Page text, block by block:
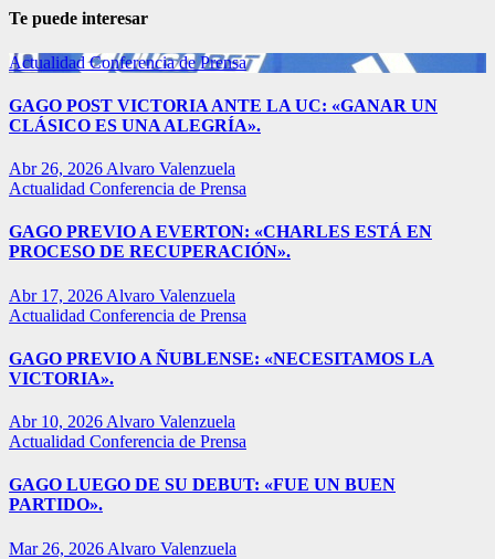
Te puede interesar
ActualidadConferencia de Prensa
GAGO POST VICTORIA ANTE LA UC: «GANAR UN
CLÁSICO ES UNA ALEGRÍA».
Abr 26, 2026 Alvaro Valenzuela
Actualidad Conferencia de Prensa
GAGO PREVIO A EVERTON: «CHARLES ESTÁ EN
PROCESO DE RECUPERACIÓN».
Abr 17, 2026 Alvaro Valenzuela
Actualidad Conferencia de Prensa
GAGO PREVIO A ÑUBLENSE: «NECESITAMOS LA
VICTORIA».
Abr 10, 2026 Alvaro Valenzuela
Actualidad Conferencia de Prensa
GAGO LUEGO DE SU DEBUT: «FUE UN BUEN
PARTIDO».
Mar 26, 2026 Alvaro Valenzuela